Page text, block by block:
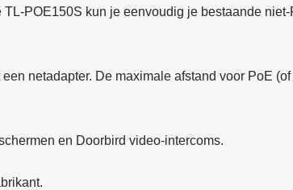
POE150S kun je eenvoudig je bestaande
netadapter. De maximale afstand voor PoE
en Doorbird video-intercoms.